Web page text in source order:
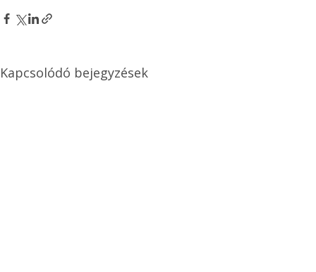
Kapcsolódó bejegyzések